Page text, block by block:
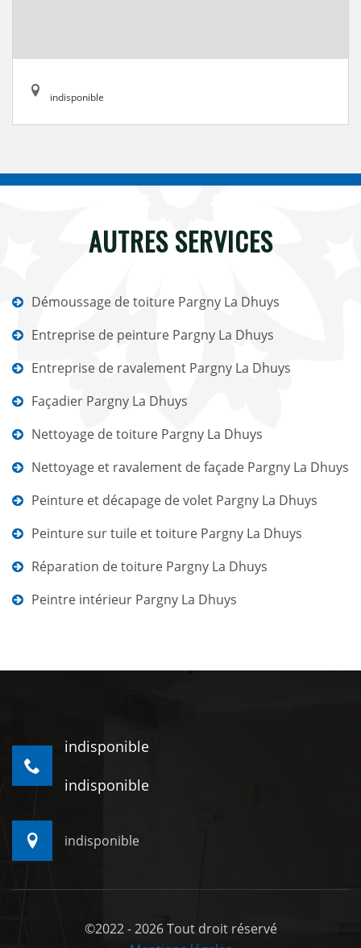
indisponible
AUTRES SERVICES
Démoussage de toiture Pargny La Dhuys
Entreprise de peinture Pargny La Dhuys
Entreprise de ravalement Pargny La Dhuys
Façadier Pargny La Dhuys
Nettoyage de toiture Pargny La Dhuys
Nettoyage et ravalement de façade Pargny La Dhuys
Peinture et décapage de volet Pargny La Dhuys
Peinture sur tuile et toiture Pargny La Dhuys
Réparation de toiture Pargny La Dhuys
Peintre intérieur Pargny La Dhuys
indisponible
indisponible
indisponible
©2022 - 2026 Tout droit réservé